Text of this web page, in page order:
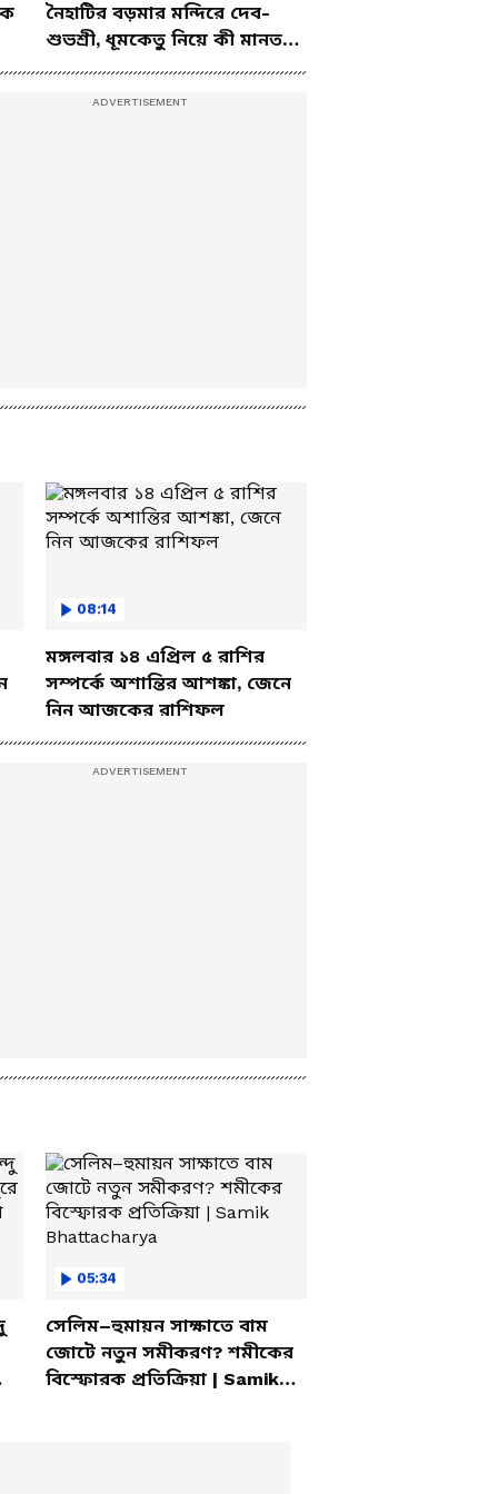
বিরাট চ্য়ালেঞ্জ
Budget 2026: শিলিগুড়ি
পাচ্ছে বুলেট ট্রেন! বাজেটে
ঘোষণার পর কী বললেন
বিধায়ক শঙ্কর ঘোষ
নৈহাটির বড়মার মন্দিরে দেব-
শুভশ্রী, ধূমকেতু নিয়ে কী মানত
এই জুটির?
08:14
মঙ্গলবার ১৪ এপ্রিল ৫ রাশির
সম্পর্কে অশান্তির আশঙ্কা, জেনে
নিন আজকের রাশিফল
05:34
সেলিম–হুমায়ন সাক্ষাতে বাম
জোটে নতুন সমীকরণ? শমীকের
বিস্ফোরক প্রতিক্রিয়া | Samik